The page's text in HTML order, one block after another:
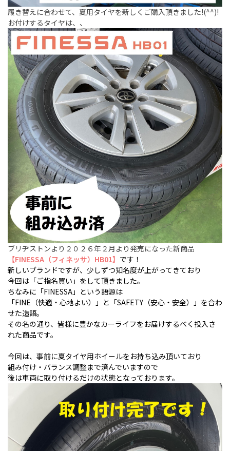
履き替えに合わせて、夏用タイヤを新しくご購入頂きました!(^^)!
お付けするタイヤは、、
ブリヂストンより２０２６年２月より発売になった新商品
【FINESSA（フィネッサ）HB01】 です！
新しいブランドですが、少しずつ知名度が上がってきており
今回は「ご指名買い」をして頂きました。
ちなみに「FINESSA」という語源は
「FINE（快適・心地よい）」と「SAFETY（安心・安全）」を合わ
せた造語。
その名の通り、皆様に豊かなカーライフをお届けするべく投入さ
れた商品です。
今回は、事前に夏タイヤ用ホイールをお持ち込み頂いており
組み付け・バランス調整まで済んでいますので
後は車両に取り付けるだけの状態となっております。